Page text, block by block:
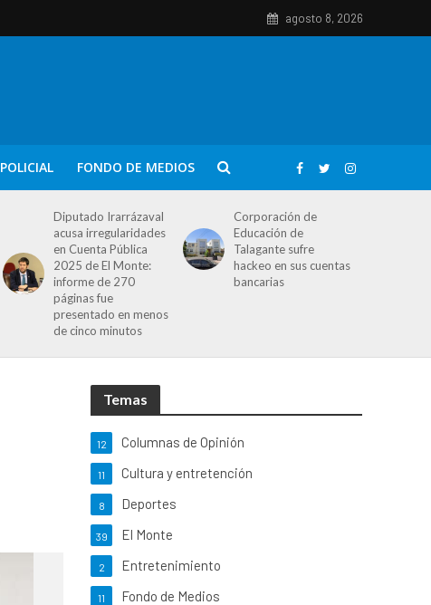
agosto 8, 2026
POLICIAL FONDO DE MEDIOS
Diputado Irarrázaval
acusa irregularidades
en Cuenta Pública
2025 de El Monte:
informe de 270
páginas fue
presentado en menos
de cinco minutos
Corporación de
Educación de
Talagante sufre
hackeo en sus cuentas
bancarias
Temas
Columnas de Opinión
12
Cultura y entretención
11
Deportes
8
El Monte
39
Entretenimiento
2
Fondo de Medios
11